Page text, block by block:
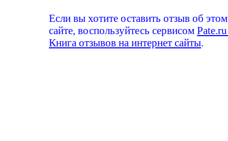
Если вы хотите оставить отзыв об этом
сайте, воспользуйтесь сервисом
Книга отзывов на интернет сайты